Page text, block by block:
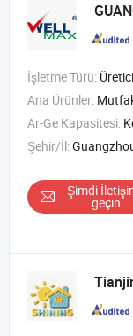
İşletme Türü:
Ana Ürünler: Mutfak
Ar-Ge Kapasitesi:
Şehir/İl:
Şimdi
geçin